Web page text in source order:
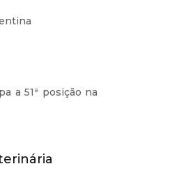
a 51ª posição na